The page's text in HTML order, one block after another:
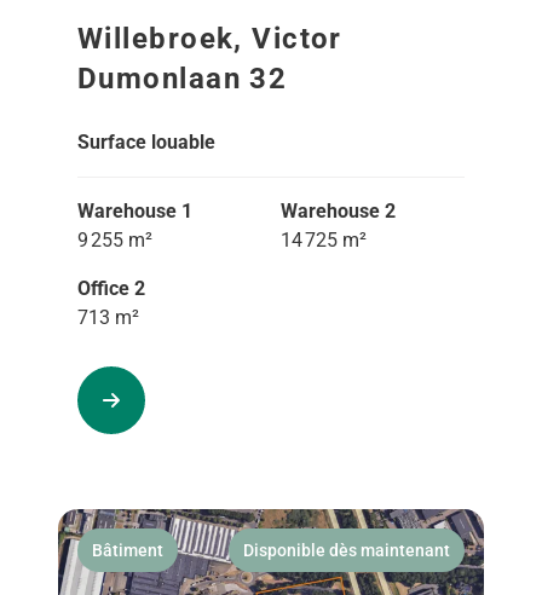
Willebroek, Victor
Dumonlaan 32
Surface louable
Warehouse 1
9 255 m²
Warehouse 2
14 725 m²
Office 2
713 m²
Bâtiment Disponible dès maintenant